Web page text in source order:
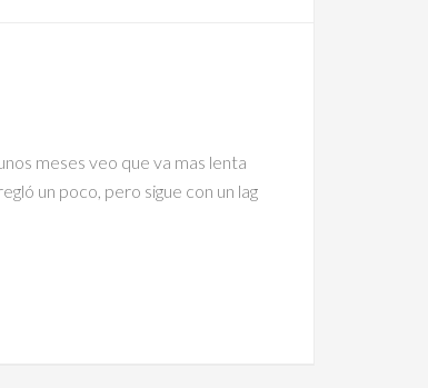
meses veo que va mas lenta
un poco, pero sigue con un lag